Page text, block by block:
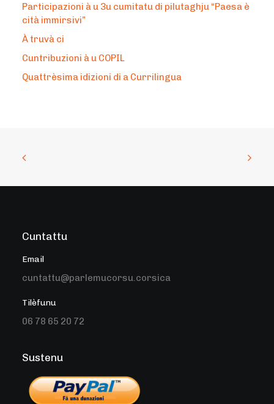
Participazioni à u 3u cumitatu di pilutaghju “Paesa è
cità immirsivi”
À truvà ci
Cuntribuzioni à u COPIL
Quattrèsima idizioni di a Currilingua
Cuntattu
Email
cuntattu@parlemucorsu.corsica
Tilèfunu
06 78 65 20 72
Sustenu